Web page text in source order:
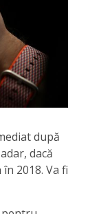
după
dacă
2018. Va fi